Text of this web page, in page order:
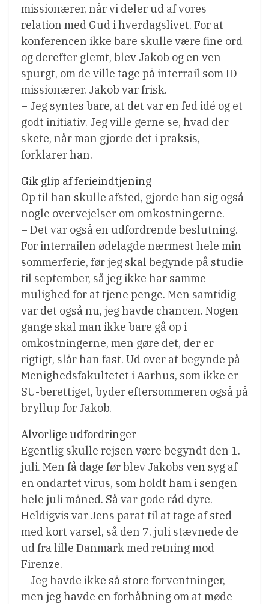
missionærer, når vi deler ud af vores
relation med Gud i hverdagslivet. For at
konferencen ikke bare skulle være fine ord
og derefter glemt, blev Jakob og en ven
spurgt, om de ville tage på interrail som ID-
missionærer. Jakob var frisk.
– Jeg syntes bare, at det var en fed idé og et
godt initiativ. Jeg ville gerne se, hvad der
skete, når man gjorde det i praksis,
forklarer han.
Gik glip af ferieindtjening
Op til han skulle afsted, gjorde han sig også
nogle overvejelser om omkostningerne.
– Det var også en udfordrende beslutning.
For interrailen ødelagde nærmest hele min
sommerferie, før jeg skal begynde på studie
til september, så jeg ikke har samme
mulighed for at tjene penge. Men samtidig
var det også nu, jeg havde chancen. Nogen
gange skal man ikke bare gå op i
omkostningerne, men gøre det, der er
rigtigt, slår han fast. Ud over at begynde på
Menighedsfakultetet i Aarhus, som ikke er
SU-berettiget, byder eftersommeren også på
bryllup for Jakob.
Alvorlige udfordringer
Egentlig skulle rejsen være begyndt den 1.
juli. Men få dage før blev Jakobs ven syg af
en ondartet virus, som holdt ham i sengen
hele juli måned. Så var gode råd dyre.
Heldigvis var Jens parat til at tage af sted
med kort varsel, så den 7. juli stævnede de
ud fra lille Danmark med retning mod
Firenze.
– Jeg havde ikke så store forventninger,
men jeg havde en forhåbning om at møde